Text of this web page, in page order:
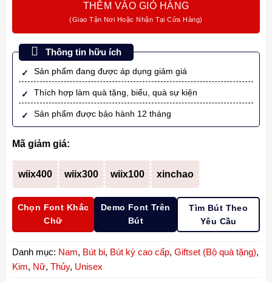
THÊM VÀO GIỎ HÀNG
Thông tin hữu ích
Sản phẩm đang được áp dụng giảm giá
Thích hợp làm quà tặng, biếu, quà sự kiện
Sản phẩm được bảo hành 12 tháng
Mã giảm giá:
wiix400 wiix300 wiix100 xinchao
Chọn Font Khắc
Chữ
Demo Font Trên
Bút
Tìm Bút Theo
Yêu Cầu
Danh mục: Nam, Bút bi, Bút ký cao cấp, Giftset (Bộ quà tặng),
Kim, Nữ, Thủy, Unisex